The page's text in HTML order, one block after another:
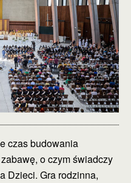
czas budowania
o czym świadczy
Dzieci. Gra rodzinna,